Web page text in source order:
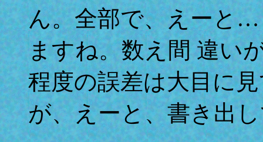
ん。全部で、えーと
ますね。数え間 違い
程度の誤差は大目に
が、えーと、書き出